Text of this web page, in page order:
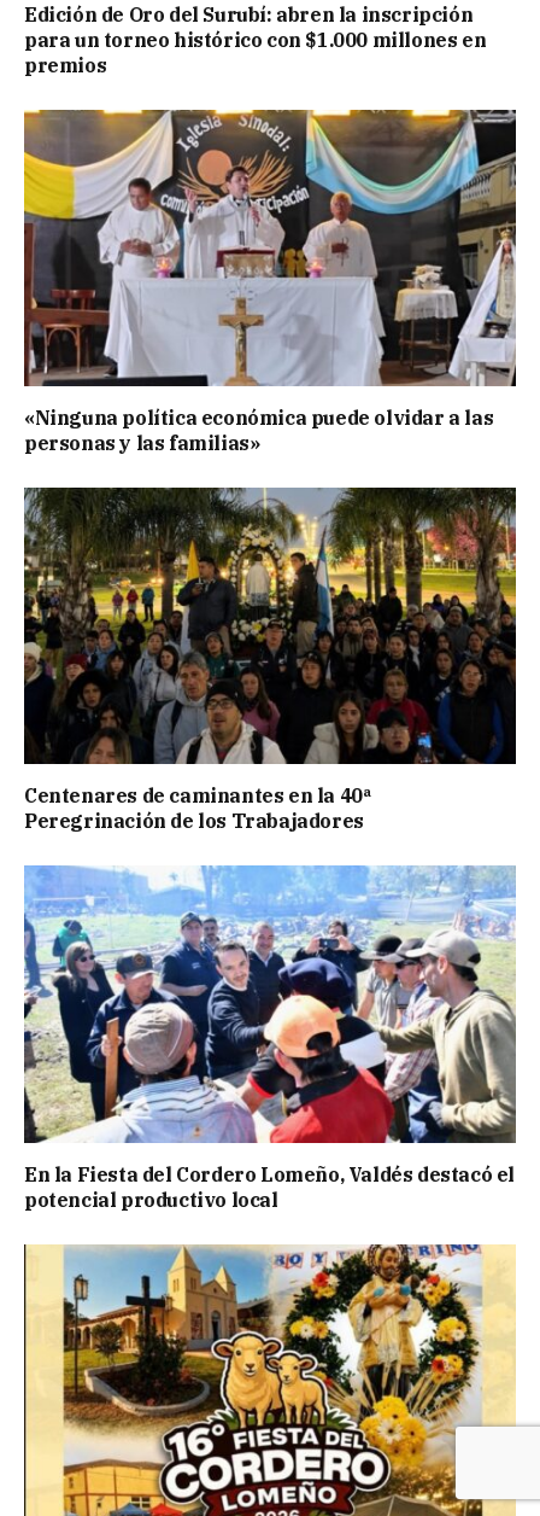
Edición de Oro del Surubí: abren la inscripción
para un torneo histórico con $1.000 millones en
premios
«Ninguna política económica puede olvidar a las
personas y las familias»
Centenares de caminantes en la 40ª
Peregrinación de los Trabajadores
En la Fiesta del Cordero Lomeño, Valdés destacó el
potencial productivo local